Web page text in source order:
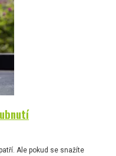
Ale pokud se snažíte